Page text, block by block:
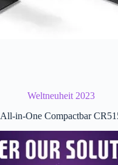
Weltneuheit 2023
All-in-One Compactbar